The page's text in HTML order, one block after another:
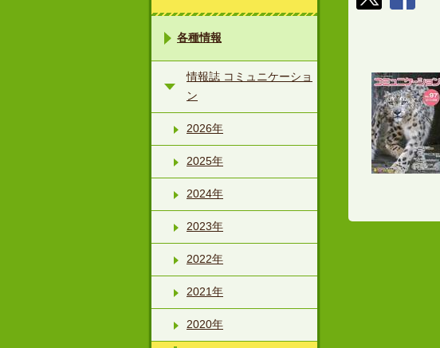
各種情報
情報誌 コミュニケーショ
ン
2026年
2025年
2024年
2023年
2022年
2021年
2020年